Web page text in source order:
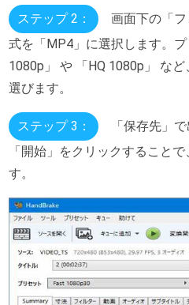
ステップ 2：
画面下の「
式を「MP4」に選択します。
1080p」 や 「HQ 1080p」 な
選びます。
ステップ 3：
「保存先」
「開始」をクリックすること
す。